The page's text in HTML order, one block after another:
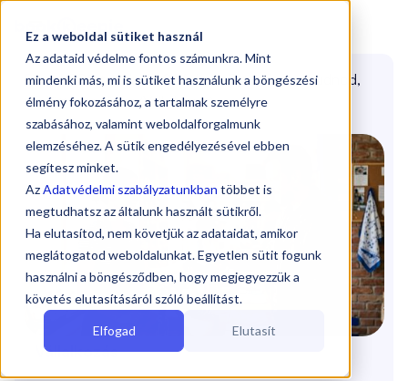
Ez a weboldal sütiket használ
Az adataid védelme fontos számunkra. Mint
mindenki más, mi is sütiket használunk a böngészési
élmény fokozásához, a tartalmak személyre
szabásához, valamint weboldalforgalmunk
elemzéséhez. A sütik engedélyezésével ebben
segítesz minket.
AzAdatvédelmi szabályzatunkban többet is
megtudhatsz az általunk használt sütikről.
Ha elutasítod, nem követjük az adataidat, amikor
meglátogatod weboldalunkat. Egyetlen sütit fogunk
használni a böngésződben, hogy megjegyezzük a
követés elutasításáról szóló beállítást.
Elfogad Elutasít
Blog / POS terminál 2026-ban: Ezt érdemes tudnod,
mielőtt szerződsz(Vállalkozás)
Vállalkozás